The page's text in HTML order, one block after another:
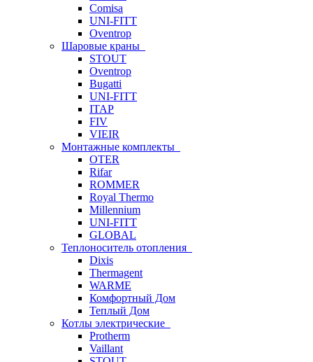
Comisa
UNI-FITT
Oventrop
Шаровые краны
STOUT
Oventrop
Bugatti
UNI-FITT
ITAP
FIV
VIEIR
Монтажные комплекты
OTER
Rifar
ROMMER
Royal Thermo
Millennium
UNI-FITT
GLOBAL
Теплоноситель отопления
Dixis
Thermagent
WARME
Комфортный Дом
Теплый Дом
Котлы электрические
Protherm
Vaillant